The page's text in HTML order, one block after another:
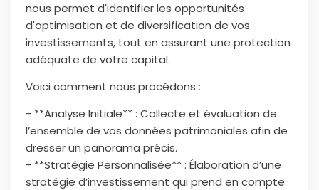
nous permet d'identifier les opportunités
d'optimisation et de diversification de vos
investissements, tout en assurant une protection
adéquate de votre capital.
Voici comment nous procédons :
- **Analyse Initiale** : Collecte et évaluation de
l’ensemble de vos données patrimoniales afin de
dresser un panorama précis.
- **Stratégie Personnalisée** : Élaboration d’une
stratégie d’investissement qui prend en compte